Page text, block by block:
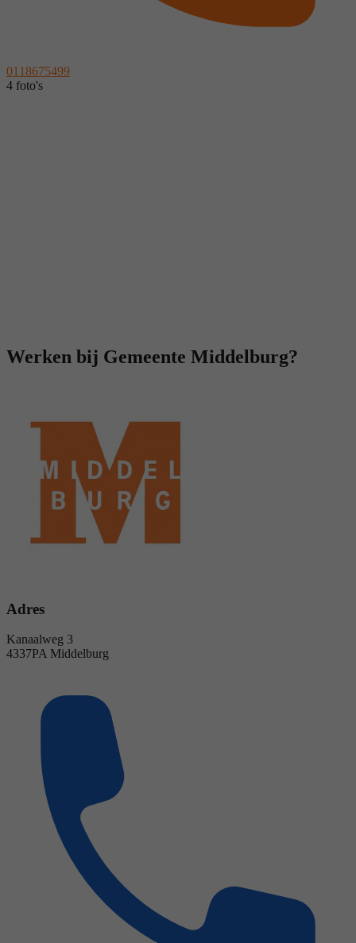
0118675499
4 foto's
Werken bij Gemeente Middelburg?
Adres
Kanaalweg 3
4337PA Middelburg